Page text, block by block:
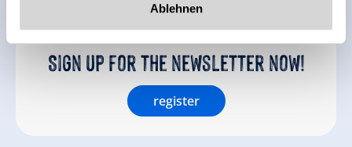
Ablehnen
Sign up for the newsletter now!
register